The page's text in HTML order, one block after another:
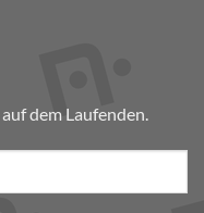
dem Laufenden.